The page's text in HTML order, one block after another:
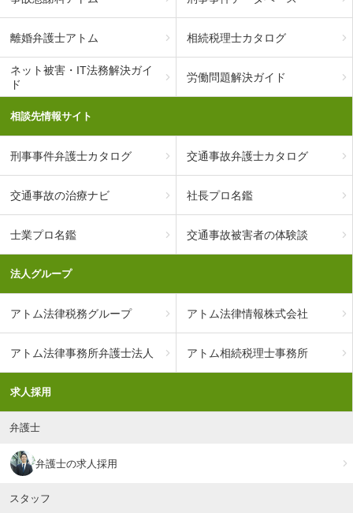
離婚弁護士アトム 相続税理士カタログ
ネット被害・IT法務解決ガイ
ド
労働問題解決ガイド
相談先情報サイト
刑事事件弁護士カタログ 交通事故弁護士カタログ
交通事故の治療ナビ 社長プロ名鑑
士業プロ名鑑 交通事故被害者の体験談
法人グループ
アトム法律税務グループ アトム法律情報株式会社
アトム法律事務所弁護士法人 アトム相続税理士事務所
求人採用
弁護士
弁護士の求人採用
スタッフ